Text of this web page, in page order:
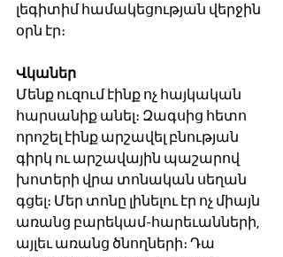
լեգիտիմ համակեցության վերջին
օրն էր։
Վկաներ
Մենք ուզում էինք ոչ հայկական
հարսանիք անել։ Զագսից հետո
որոշել էինք արշավել բնության
գիրկ ու արշավային պաշարով
խոտերի վրա տոնական սեղան
գցել։ Մեր տոնը լինելու էր ոչ միայն
առանց բարեկամ-հարեւանների,
այլեւ առանց ծնողների։ Դա